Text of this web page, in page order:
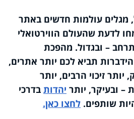
מגלים עולמות חדשים באתר
לדעת שהעולם הווירטואלי
– ובגדול. מהפכת
תביא לכם יותר אתרים,
יותר זיכוי הרבים, יותר
– ובעיקר, יותר יהדות בדרכי
שותפים. לחצו כאן.